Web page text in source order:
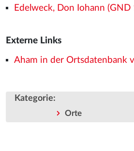
Edelweck, Don Iohann
Externe Links
Aham in der Ortsdatenbank
Kategorie:
Orte